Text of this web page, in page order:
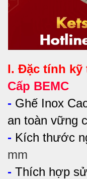
I. Đặc tính kỹ
Cấp BEMC
- Ghế Inox
an toàn vững
- Kích thước
mm
- Thích hợp